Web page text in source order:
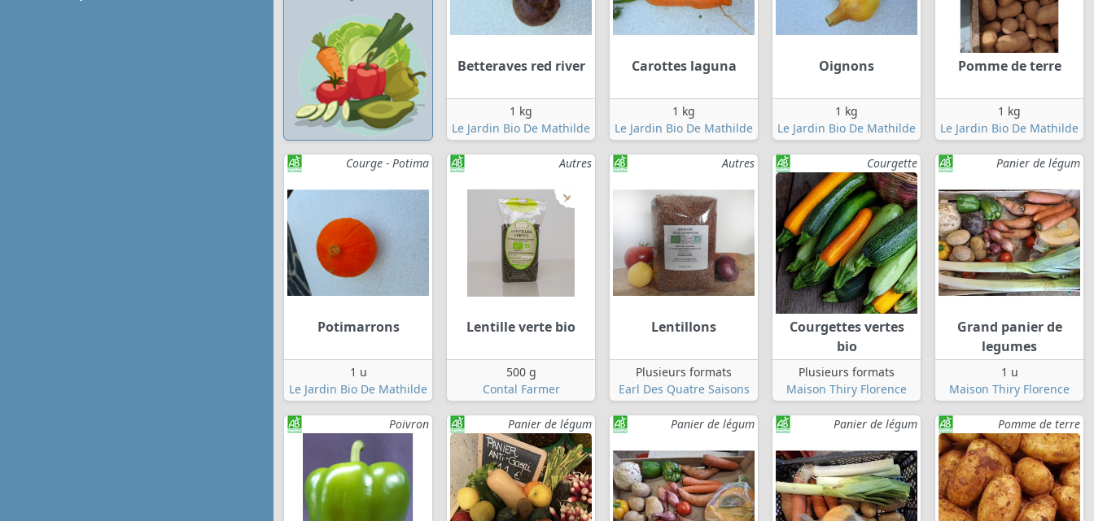
Betteraves red river
1 kg
Le Jardin Bio De Mathilde
Carottes laguna
1 kg
Le Jardin Bio De Mathilde
Oignons
1 kg
Le Jardin Bio De Mathilde
Pomme de terre
1 kg
Le Jardin Bio De Mathilde
Courge - Potima
Potimarrons
1 u
Le Jardin Bio De Mathilde
Autres
Lentille verte bio
500 g
Contal Farmer
Autres
Lentillons
Plusieurs formats
Earl Des Quatre Saisons
Courgette
Courgettes vertes
bio
Plusieurs formats
Maison Thiry Florence
Panier de légum
Grand panier de
legumes
1 u
Maison Thiry Florence
Poivron Panier de légum Panier de légum Panier de légum Pomme de terre